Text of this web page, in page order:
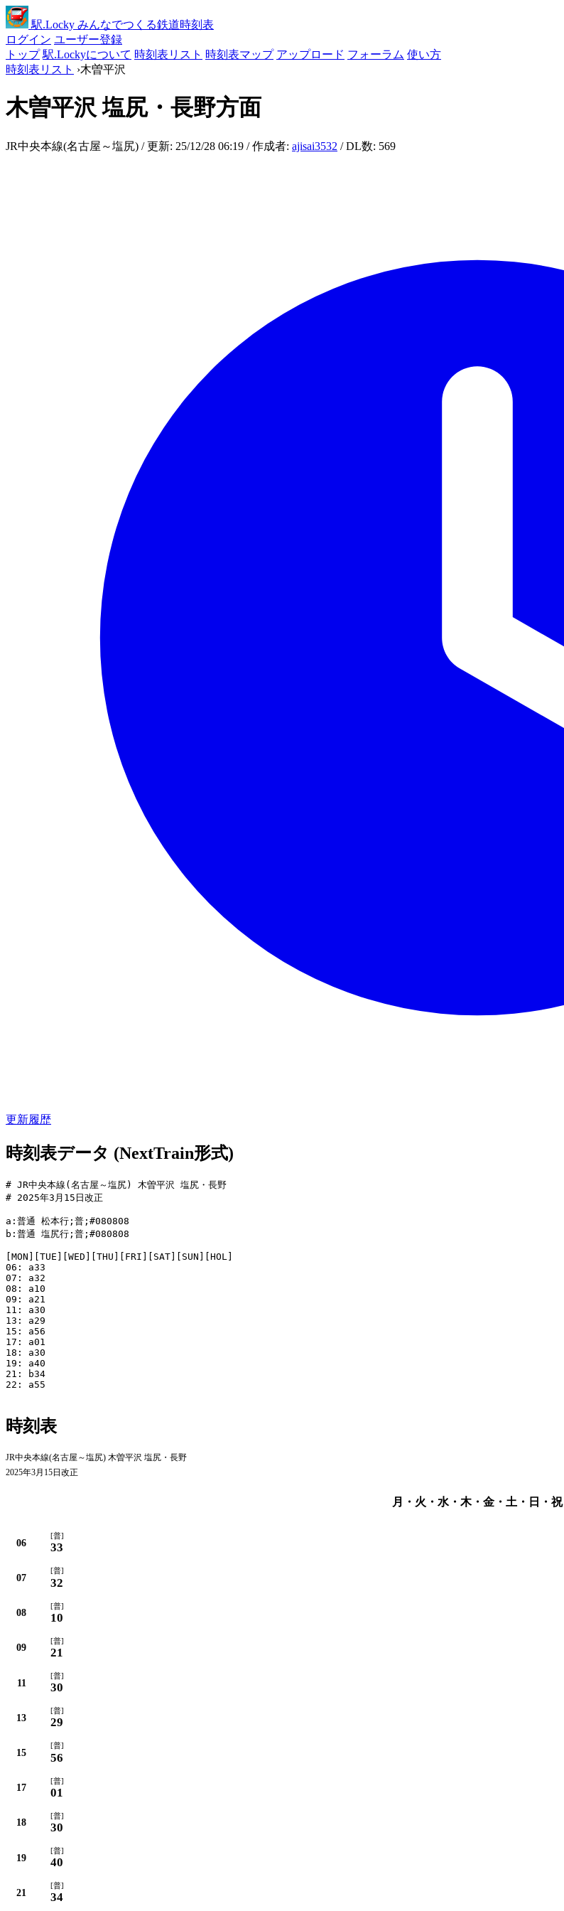
駅.Locky みんなでつくる鉄道時刻表
ログイン ユーザー登録
トップ 駅.Lockyについて 時刻表リスト 時刻表マップ アップロード フォーラム 使い方
時刻表リスト ›木曽平沢
木曽平沢塩尻・長野方面
JR中央本線(名古屋～塩尻) / 更新: 25/12/28 06:19 / 作成者: ajisai3532 / DL数: 569
更新履歴
時刻表データ (NextTrain形式)
# JR中央本線(名古屋～塩尻) 木曽平沢 塩尻・長野
# 2025年3月15日改正
a:普通 松本行;普;#080808
b:普通 塩尻行;普;#080808
[MON][TUE][WED][THU][FRI][SAT][SUN][HOL]
06: a33
07: a32
08: a10
09: a21
11: a30
13: a29
15: a56
17: a01
18: a30
19: a40
21: b34
22: a55
時刻表
JR中央本線(名古屋～塩尻) 木曽平沢 塩尻・長野
2025年3月15日改正
月・火・水・木・金・土・日・祝
06
[普]
33
07
[普]
32
08
[普]
10
09
[普]
21
11
[普]
30
13
[普]
29
15
[普]
56
17
[普]
01
18
[普]
30
19
[普]
40
21
[普]
34